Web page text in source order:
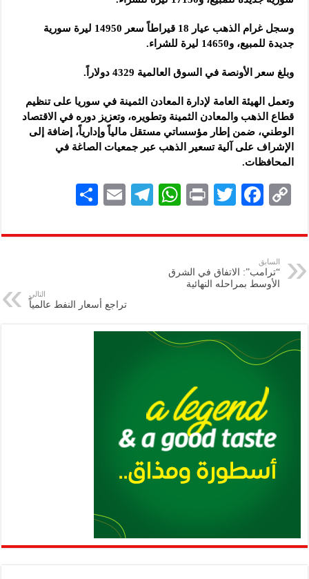
وسجل غرام الذهب عيار 18 قيراطاً سعر 14950 ليرة سورية
جديدة للمبيع، و14650 ليرة للشراء.‏
وبلغ سعر الأونصة في السوق العالمية 4329 دولاراً.‏
وتعمل الهيئة العامة لإدارة المعادن الثمينة في سوريا على تنظيم
قطاع الذهب والمعادن الثمينة وتطويره، وتعزيز دوره في ‌‏الاقتصاد
الوطني، ضمن إطار مؤسساتي مستقل مالياً وإدارياً، إضافة إلى
الإشراف على آلية تسعير الذهب عبر جمعيات ‌‏الصاغة في
المحافظات.‏
C
p
y
Li
k
F
eb
k
T
tt
P
nt
W
at
p
Te
gr
E
ai
ar
السابق
“ترامب”: الاتفاق في الشرق
الأوسط بمراحله النهائية
التالي
تراجع أسعار النفط عالمياً